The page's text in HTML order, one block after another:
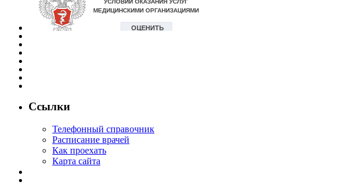
Ссылки
Телефонный справочник
Расписание врачей
Как проехать
Карта сайта